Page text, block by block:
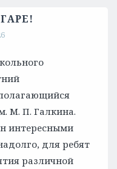
М. П. Галкина.
интересными
для ребят
различной